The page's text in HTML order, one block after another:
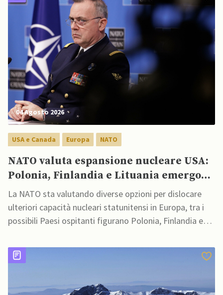
04 Agosto 2026
USA e Canada Europa NATO
NATO valuta espansione nucleare USA:
Polonia, Finlandia e Lituania emergono
come possibili opzioni
La NATO sta valutando diverse opzioni per dislocare
ulteriori capacità nucleari statunitensi in Europa, tra i
possibili Paesi ospitanti figurano Polonia, Finlandia e